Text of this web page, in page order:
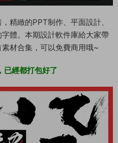
精緻的PPT制作、平面設計、
體。本期設計軟件庫給大家帶
材合集，可以免費商用哦~
已經都打包好了